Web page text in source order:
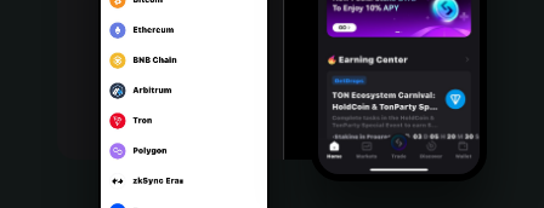
Português (Portugal)
Bahasa Indonesia